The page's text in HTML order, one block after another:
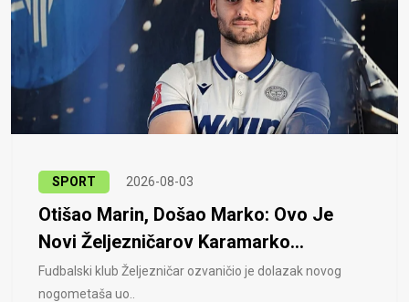
SPORT 2026-08-03
Otišao Marin, Došao Marko: Ovo Je
Novi Željezničarov Karamarko...
Fudbalski klub Željezničar ozvaničio je dolazak novog
nogometaša uo..